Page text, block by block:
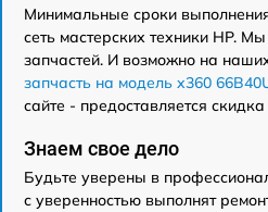
Минимальные сроки
сеть мастерских техники HP.
запчастей. И возможно на
запчасть на модель x360
сайте - предоставляется
Знаем свое дело
Будьте уверены в
с уверенностью выполнят